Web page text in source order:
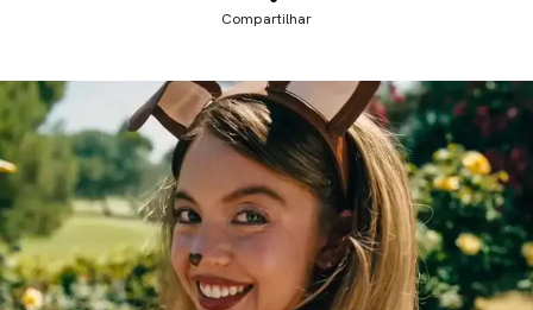
Compartilhar